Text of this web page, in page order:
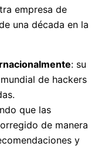
empresa de
una década en la
: su
de hackers
que las
de manera
y